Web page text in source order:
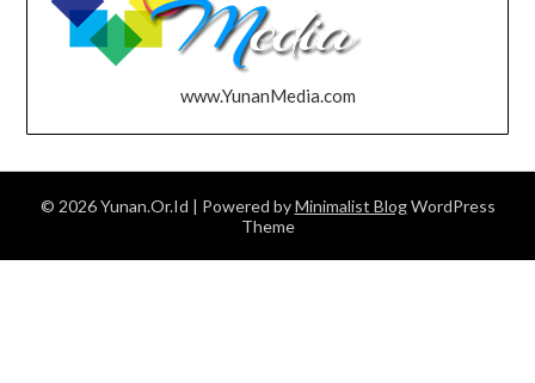
www.YunanMedia.com
© 2026 Yunan.Or.Id | Powered byMinimalist BlogWordPress
Theme